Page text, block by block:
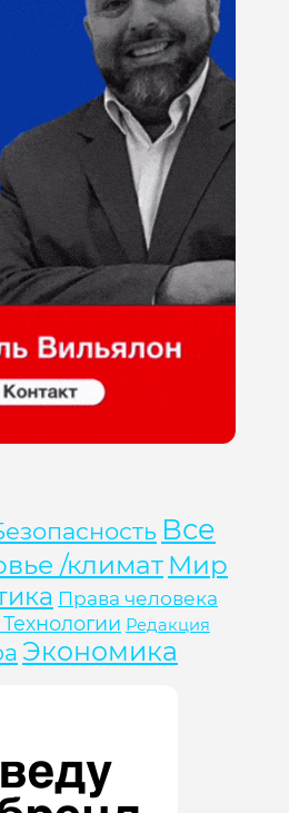
Все
/климат Мир
Права человека
Редакция
Экономика